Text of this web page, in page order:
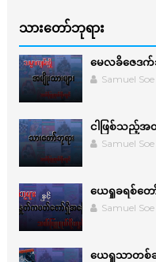
သားတော်ဘုရား
မေလခိဇေဒ
Samuel
ငါဖြစ်သည့်အ
Samuel
ယေရှုခရစ်တေ
Samuel
ယေရှုသာတစ်